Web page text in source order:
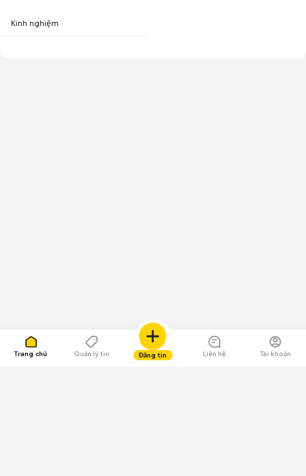
Trang chủ Quản lý tin Đăng tin Liên hệ Tài khoản
Kinh nghiệm